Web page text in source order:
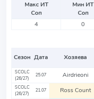
Макс ИТ
Соп
Мин ИТ
Соп
4
0
Сезон Дата Хозяева
SCOLC
(26/27)
25.07 Airdrieoni
SCOLC
(26/27)
21.07 Ross Count